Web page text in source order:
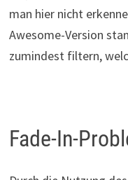
man hier nicht
Awesome-Version
zumindest filtern,
Fade-In-